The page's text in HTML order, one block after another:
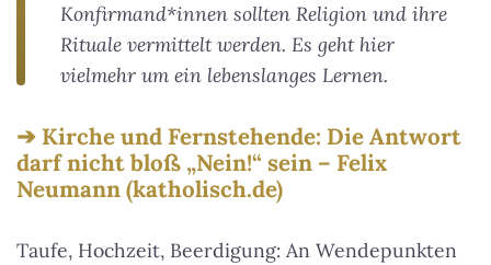
Konfirmand*innen sollten Religion und ihre
Rituale vermittelt werden. Es geht hier
vielmehr um ein lebenslanges Lernen.
Kirche und Fernstehende: Die Antwort
darf nicht bloß „Nein!“ sein – Felix
Neumann (katholisch.de)
Taufe, Hochzeit, Beerdigung: An Wendepunkten